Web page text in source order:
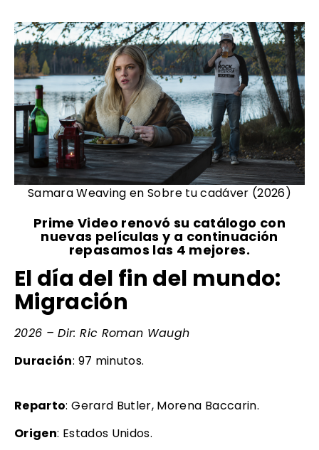
Samara Weaving en Sobre tu cadáver (2026)
Prime Video renovó su catálogo con
nuevas películas y a continuación
repasamos las 4 mejores.
El día del fin del mundo:
Migración
2026 – Dir: Ric Roman Waugh
Duración: 97 minutos.
Reparto: Gerard Butler, Morena Baccarin.
Origen: Estados Unidos.